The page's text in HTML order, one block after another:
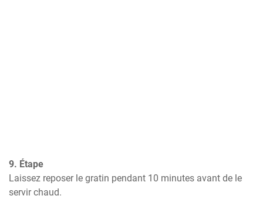
9. Étape
Laissez reposer le gratin pendant 10 minutes avant de le
servir chaud.